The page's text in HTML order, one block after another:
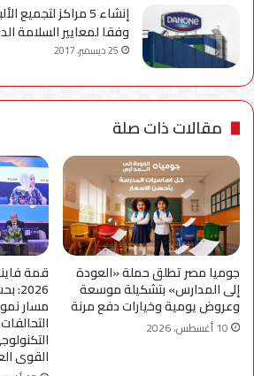
إنشاء 5 مراكز
وفقا لمعايير السلامة
25 ديسمبر، 2017
مقالات ذات صلة
جوميا مصر تطلق حملة «العودة
إلى المدارس» بتشكيلة موسعة
وعروض يومية وخيارات دفع مرنة
10 أغسطس، 2026
قمة
مسار
القوى